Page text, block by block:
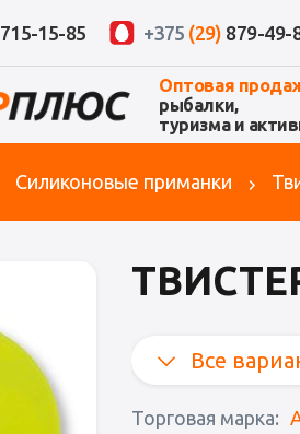
715-15-85 +375 (29) 879-49-
Оптовая
рыбалки,
туризма и
Силиконовые приманки
Все
Торговая марка: